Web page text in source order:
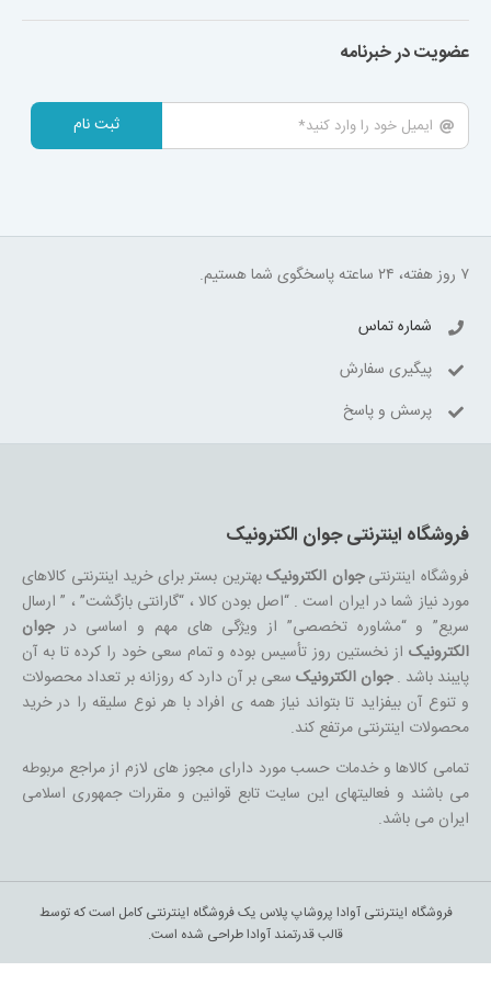
عضویت در خبرنامه
ثبت نام
۷ روز هفته، ۲۴ ساعته پاسخگوی شما هستیم.
شماره تماس
پیگیری سفارش
پرسش و پاسخ
فروشگاه اینترنتی جوان الکترونیک
فروشگاه اینترنتیجوان الکترونیکبهترین بستر برای خرید اینترنتی کالاهای
مورد نیاز شما در ایران است . “اصل بودن کالا ، “گارانتی بازگشت” ، ” ارسال
سریع” و “مشاوره تخصصی” از ویژگی های مهم و اساسی درجوان
الکترونیکاز نخستین روز تأسیس بوده و تمام سعی خود را کرده تا به آن
پایبند باشد .جوان الکترونیکسعی بر آن دارد که روزانه بر تعداد محصولات
و تنوع آن بیفزاید تا بتواند نیاز همه ی افراد با هر نوع سلیقه را در خرید
محصولات اینترنتی مرتفع کند.
تمامی کالاها و خدمات حسب مورد دارای مجوز های لازم از مراجع مربوطه
می باشند و فعالیتهای این سایت تابع قوانین و مقررات جمهوری اسلامی
ایران می باشد.
فروشگاه اینترنتی آوادا پروشاپ پلاس یک فروشگاه اینترنتی کامل است که توسط
قالب قدرتمند آوادا طراحی شده است.